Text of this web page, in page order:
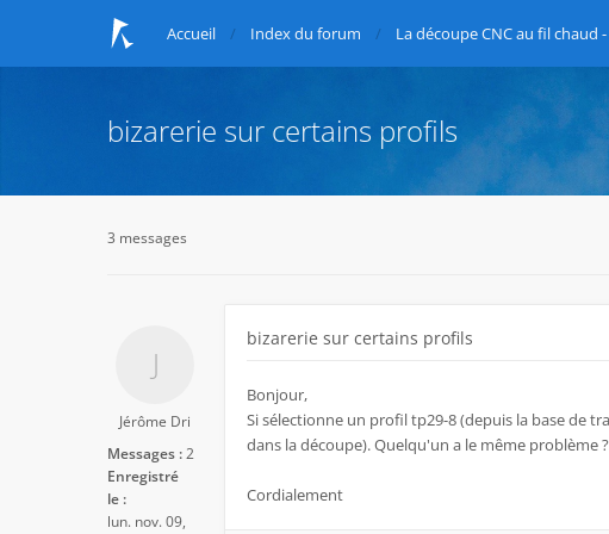
Accueil Index du forum La découpe CNC au fil chaud
bizarerie sur certains profils
3 messages
Jérôme Dri
Messages :2
Enregistré
le :
lun. nov. 09,
bizarerie sur certains profils
Bonjour,
Si sélectionne un profil tp29-8 (depuis la base de
dans la découpe). Quelqu'un a le même problème ?
Cordialement